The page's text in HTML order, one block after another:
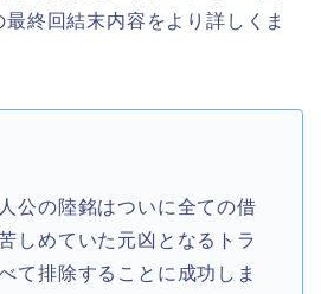
終回結末内容をより詳しくま
公の陸銘はついに全ての借
しめていた元凶となるトラ
て排除することに成功しま